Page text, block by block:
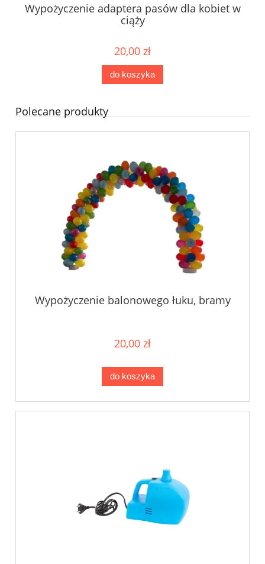
Wypożyczenie adaptera pasów dla kobiet w
ciąży
20,00 zł
do koszyka
Polecane produkty
Wypożyczenie balonowego łuku, bramy
20,00 zł
do koszyka